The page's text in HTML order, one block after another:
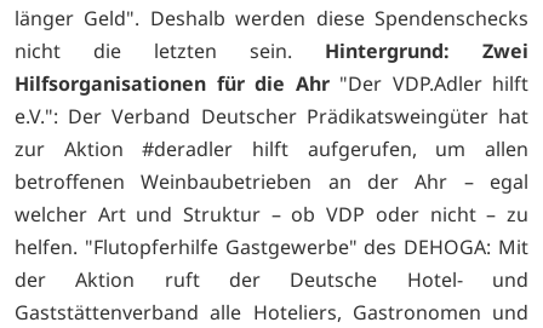
länger Geld". Deshalb werden diese Spendenschecks
nicht die letzten sein. Hintergrund: Zwei
Hilfsorganisationen für die Ahr "Der VDP.Adler hilft
e.V.": Der Verband Deutscher Prädikatsweingüter hat
zur Aktion #deradler hilft aufgerufen, um allen
betroffenen Weinbaubetrieben an der Ahr – egal
welcher Art und Struktur – ob VDP oder nicht – zu
helfen. "Flutopferhilfe Gastgewerbe" des DEHOGA: Mit
der Aktion ruft der Deutsche Hotel- und
Gaststättenverband alle Hoteliers, Gastronomen und